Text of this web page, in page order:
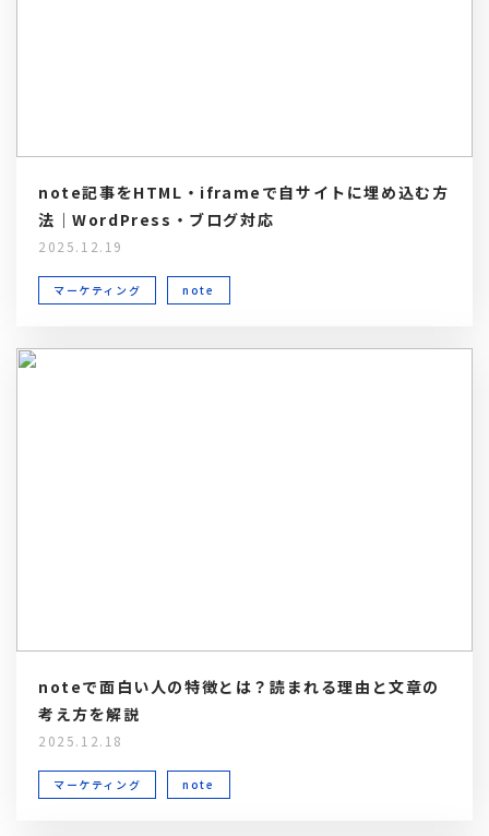
note記事をHTML・iframeで自サイトに埋め込む方
法｜WordPress・ブログ対応
2025.12.19
マーケティング note
noteで面白い人の特徴とは？読まれる理由と文章の
考え方を解説
2025.12.18
マーケティング note